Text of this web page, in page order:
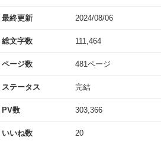
最終更新 2024/08/06
総文字数 111,464
ページ数 481ページ
ステータス 完結
PV数 303,366
いいね数 20